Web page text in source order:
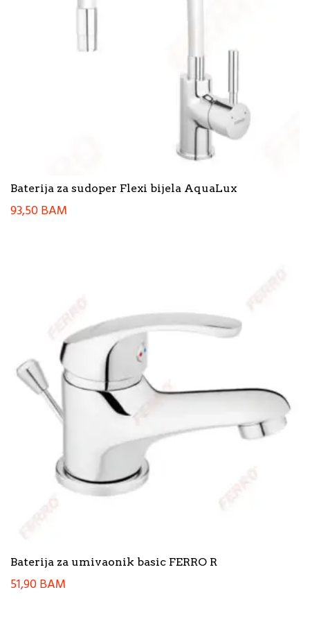
Baterija za sudoper Flexi bijela AquaLux
93,50BAM
Baterija za umivaonik basic FERRO R
51,90BAM